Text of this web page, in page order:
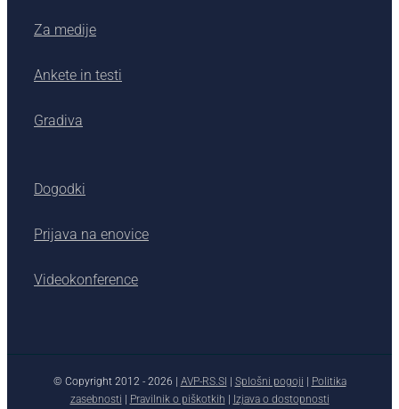
Za medije
Ankete in testi
Gradiva
Dogodki
Prijava na enovice
Videokonference
© Copyright 2012 - 2026 | AVP-RS.SI Splošni pogoji
Politika
zasebnosti
Pravilnik o piškotkih Izjava o dostopnosti